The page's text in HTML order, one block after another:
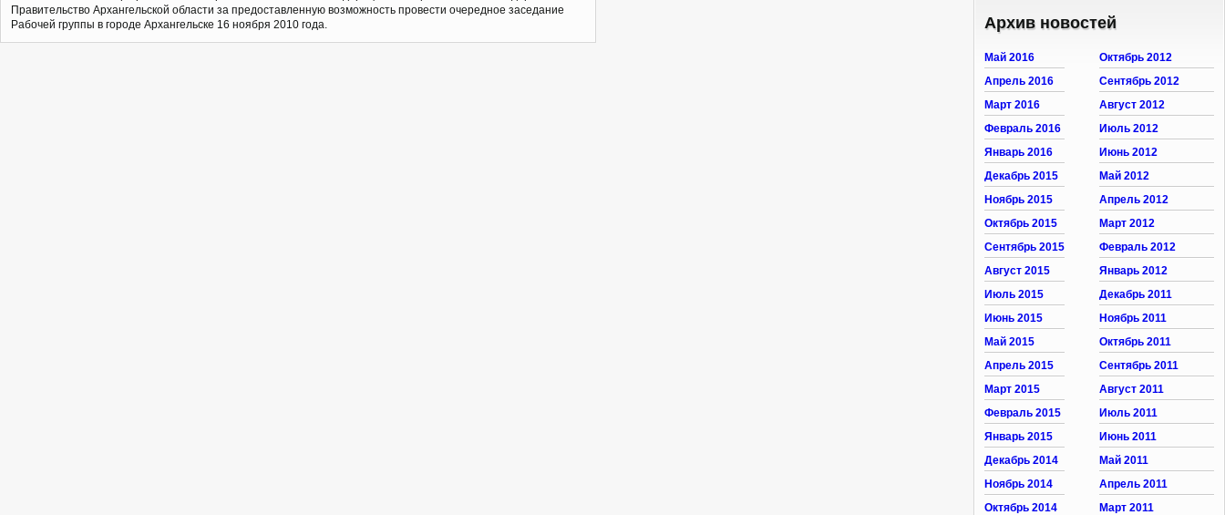
Правительство Архангельской области за предоставленную возможность провести очередное заседание
Рабочей группы в городе Архангельске 16 ноября 2010 года.
Архив новостей
Май 2016
Апрель 2016
Март 2016
Февраль 2016
Январь 2016
Декабрь 2015
Ноябрь 2015
Октябрь 2015
Сентябрь 2015
Август 2015
Июль 2015
Июнь 2015
Май 2015
Апрель 2015
Март 2015
Февраль 2015
Январь 2015
Декабрь 2014
Ноябрь 2014
Октябрь 2014
Октябрь 2012
Сентябрь 2012
Август 2012
Июль 2012
Июнь 2012
Май 2012
Апрель 2012
Март 2012
Февраль 2012
Январь 2012
Декабрь 2011
Ноябрь 2011
Октябрь 2011
Сентябрь 2011
Август 2011
Июль 2011
Июнь 2011
Май 2011
Апрель 2011
Март 2011